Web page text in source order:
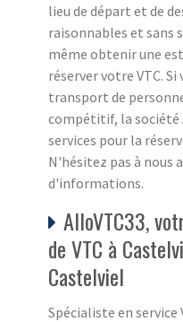
lieu de départ et de
raisonnables et sans
même obtenir une
réserver votre VTC.
transport de
compétitif, la société
services pour la
N'hésitez pas à nous
d'informations.
AlloVTC33,
de VTC à
Castelviel
Spécialiste en service